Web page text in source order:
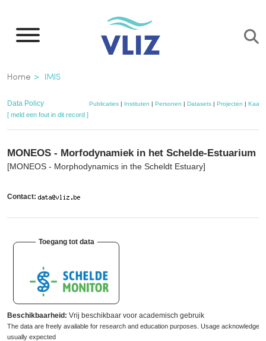
naar
inhoud
gaan
Kruimelpad
Home IMIS
Data Policy Publicaties| Instituten | Personen | Datasets| Projecten |
[ meld een fout in dit record ]
MONEOS - Morfodynamiek in het Schelde-Estuarium
[MONEOS - Morphodynamics in the Scheldt Estuary]
Contact:
Toegang tot data
Beschikbaarheid: Vrij beschikbaar voor academisch gebruik
The data are freely available for research and education purposes. Usage
usually expected